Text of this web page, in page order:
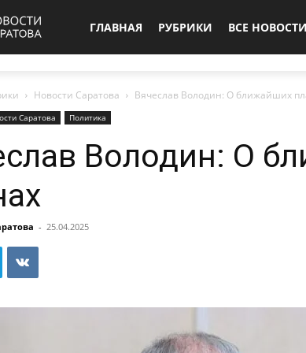
ГЛАВНАЯ РУБРИКИ ВСЕ НОВОСТИ
Новости Саратова Вячеслав Володин: О ближайших
Саратова Политика
Володин: О
- 25.04.2025